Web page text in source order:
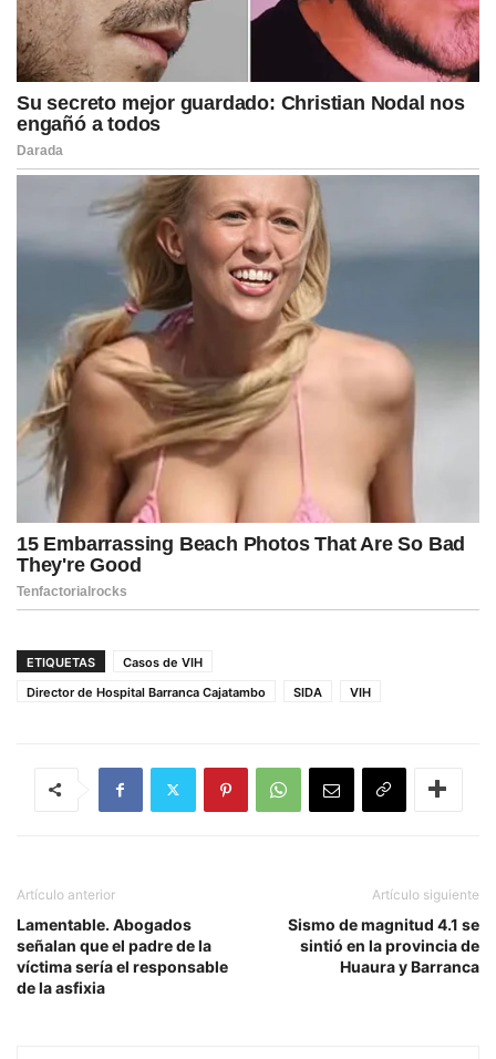
ETIQUETAS
Casos de VIH
Director de Hospital Barranca Cajatambo
SIDA VIH
Artículo anterior
Lamentable. Abogados
señalan que el padre de la
víctima sería el responsable
de la asfixia
Artículo siguiente
Sismo de magnitud 4.1 se
sintió en la provincia de
Huaura y Barranca